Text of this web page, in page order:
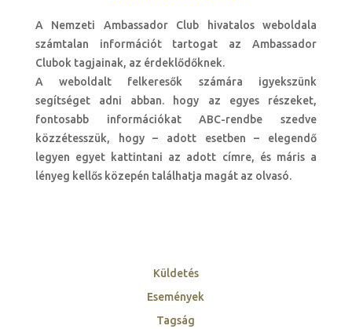
A Nemzeti Ambassador Club hivatalos weboldala
számtalan információt tartogat az Ambassador
Clubok tagjainak, az érdeklődőknek.
A weboldalt felkeresők számára igyekszünk
segítséget adni abban. hogy az egyes részeket,
fontosabb információkat ABC-rendbe szedve
közzétesszük, hogy – adott esetben – elegendő
legyen egyet kattintani az adott címre, és máris a
lényeg kellős közepén találhatja magát az olvasó.
Küldetés
Események
Tagság